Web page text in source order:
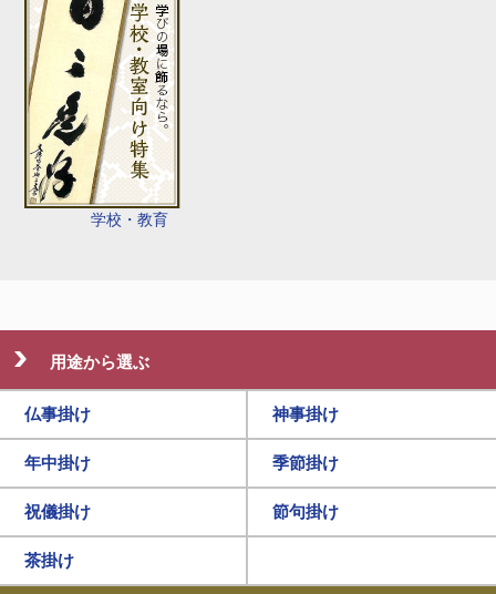
学校・教育
用途から選ぶ
仏事掛け 神事掛け
年中掛け 季節掛け
祝儀掛け 節句掛け
茶掛け